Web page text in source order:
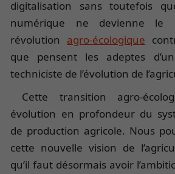
digitalisation sans toutefois
numérique ne devienne le
révolution agro-écologique
que pensent les adeptes
techniciste de l’évolution de
Cette transition agro-
évolution en profondeur du
de production agricole. Nous
cette nouvelle vision de
qu’il faut désormais avoir